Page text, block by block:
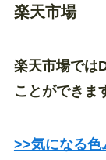
楽天市場
楽天市場では
ことができま
>>気になる色